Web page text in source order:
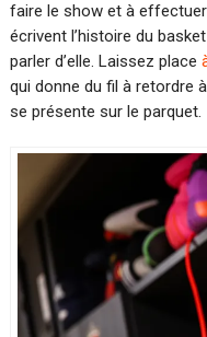
faire le show et à
écrivent l’histoire du
parler d’elle. Laissez place
qui donne du fil à retordre
se présente sur le parquet.